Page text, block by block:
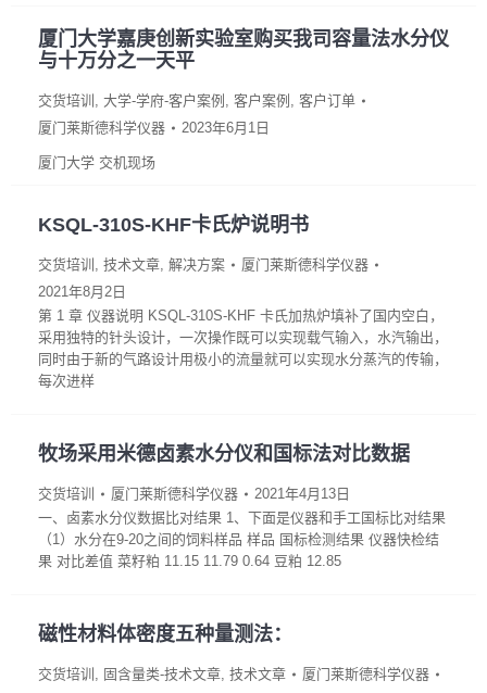
厦门大学嘉庚创新实验室购买我司容量法水分仪
与十万分之一天平
交货培训 , 大学-学府-客户案例 , 客户案例 , 客户订单
厦门莱斯德科学仪器
2023年6月1日
厦门大学 交机现场
KSQL-310S-KHF卡氏炉说明书
交货培训 , 技术文章, 解决方案
厦门莱斯德科学仪器
2021年8月2日
第 1 章 仪器说明 KSQL-310S-KHF 卡氏加热炉填补了国内空白，
采用独特的针头设计，一次操作既可以实现载气输入，水汽输出，
同时由于新的气路设计用极小的流量就可以实现水分蒸汽的传输，
每次进样
牧场采用米德卤素水分仪和国标法对比数据
交货培训 厦门莱斯德科学仪器
2021年4月13日
一、卤素水分仪数据比对结果 1、下面是仪器和手工国标比对结果
（1）水分在9-20之间的饲料样品 样品 国标检测结果 仪器快检结
果 对比差值 菜籽粕 11.15 11.79 0.64 豆粕 12.85
磁性材料体密度五种量测法：
交货培训 , 固含量类-技术文章, 技术文章
厦门莱斯德科学仪器